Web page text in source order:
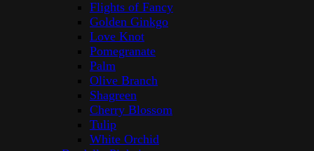
Flights of Fancy
Golden Ginkgo
Love Knot
Pomegranate
Palm
Olive Branch
Shagreen
Cherry Blossom
Tulip
White Orchid